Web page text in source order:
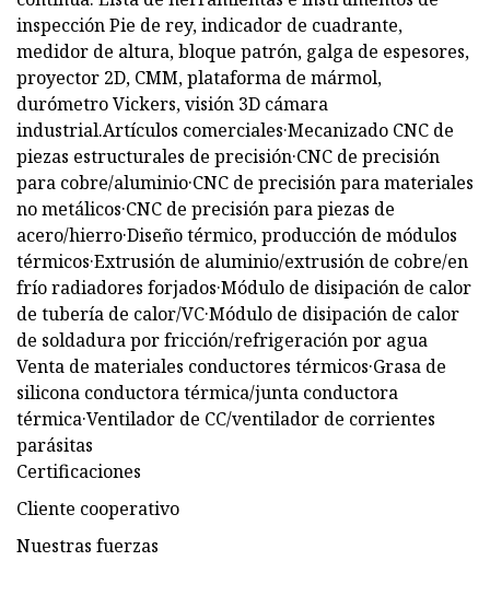
inspección Pie de rey, indicador de cuadrante,
medidor de altura, bloque patrón, galga de espesores,
proyector 2D, CMM, plataforma de mármol,
durómetro Vickers, visión 3D cámara
industrial.Artículos comerciales·Mecanizado CNC de
piezas estructurales de precisión·CNC de precisión
para cobre/aluminio·CNC de precisión para materiales
no metálicos·CNC de precisión para piezas de
acero/hierro·Diseño térmico, producción de módulos
térmicos·Extrusión de aluminio/extrusión de cobre/en
frío radiadores forjados·Módulo de disipación de calor
de tubería de calor/VC·Módulo de disipación de calor
de soldadura por fricción/refrigeración por agua
Venta de materiales conductores térmicos·Grasa de
silicona conductora térmica/junta conductora
térmica·Ventilador de CC/ventilador de corrientes
parásitas
Certificaciones
Cliente cooperativo
Nuestras fuerzas